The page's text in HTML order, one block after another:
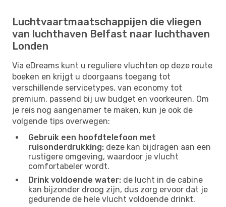
Luchtvaartmaatschappijen die vliegen
van luchthaven Belfast naar luchthaven
Londen
Via eDreams kunt u reguliere vluchten op deze route
boeken en krijgt u doorgaans toegang tot
verschillende servicetypes, van economy tot
premium, passend bij uw budget en voorkeuren. Om
je reis nog aangenamer te maken, kun je ook de
volgende tips overwegen:
Gebruik een hoofdtelefoon met
ruisonderdrukking: deze kan bijdragen aan een
rustigere omgeving, waardoor je vlucht
comfortabeler wordt.
Drink voldoende water: de lucht in de cabine
kan bijzonder droog zijn, dus zorg ervoor dat je
gedurende de hele vlucht voldoende drinkt.